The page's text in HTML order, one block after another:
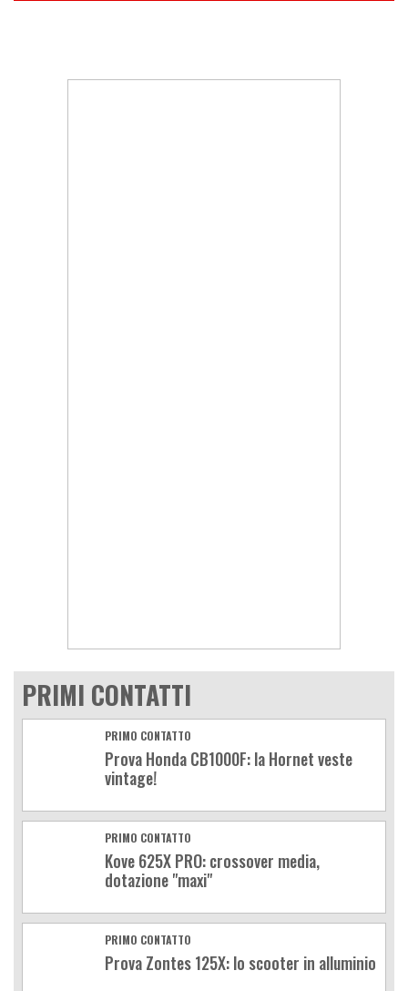
PRIMI CONTATTI
PRIMO CONTATTO
Prova Honda CB1000F: la Hornet veste
vintage!
PRIMO CONTATTO
Kove 625X PRO: crossover media,
dotazione "maxi"
PRIMO CONTATTO
Prova Zontes 125X: lo scooter in alluminio